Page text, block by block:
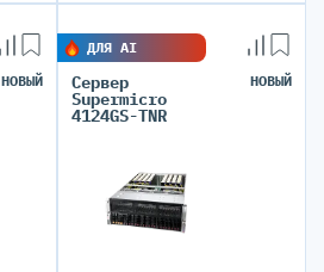
НОВЫЙ
ДЛЯ AI
Сервер
Supermicro
4124GS-TNR
НОВЫЙ